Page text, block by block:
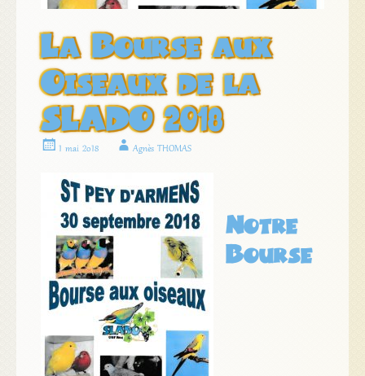
La Bourse aux
Oiseaux de la
SLADO 2018
1 mai 2018 Agnès THOMAS
Notre
Bourse